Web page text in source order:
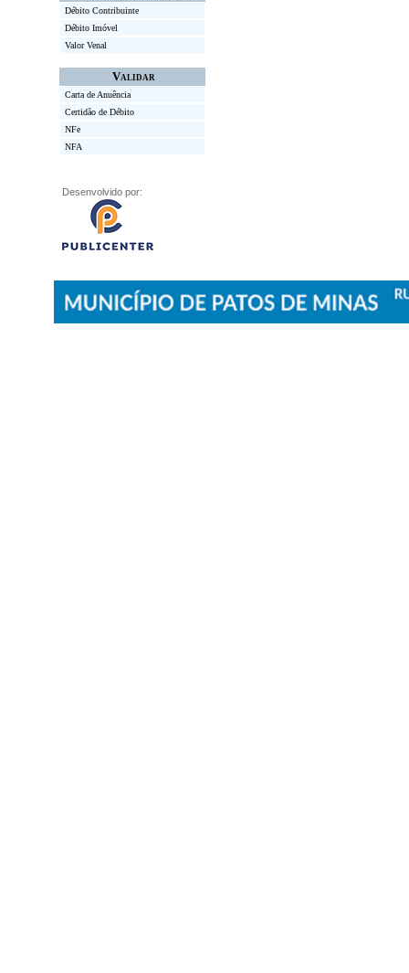
Débito Contribuinte
Débito Imóvel
Valor Venal
Validar
Carta de Anuência
Certidão de Débito
NFe
NFA
Desenvolvido por: